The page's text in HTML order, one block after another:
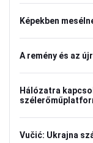
Képekben
A remény és az
Hálózatra
Vučić: Ukrajna